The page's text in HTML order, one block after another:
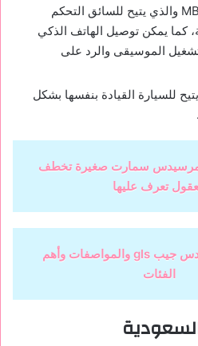
تتوفر السيارة بنظام MBUX والذي يتيح للسائق التحكم
كما يمكن توصيل الهاتف الذكي
الموسيقى والرد على
للسيارة القيادة بنفسها بشكل
مرسيدس سمارت صغيرة تخطف
تعرف عليها
مرسيدس جيب gls والمواصفات وأهم
الفئات